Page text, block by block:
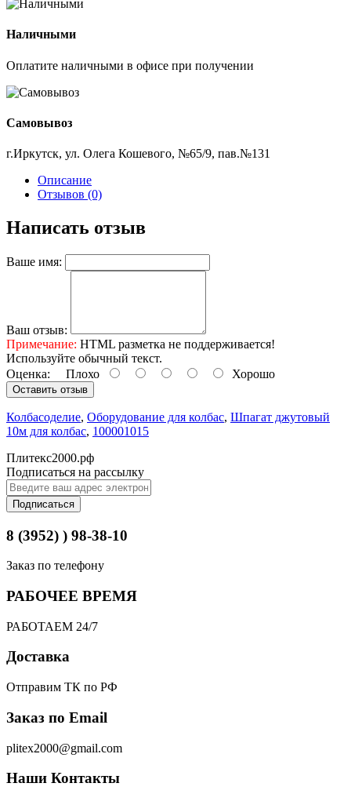
Наличными
Оплатите наличными в офисе при получении
Самовывоз
г.Иркутск, ул. Олега Кошевого, №65/9, пав.№131
Описание
Отзывов (0)
Написать отзыв
Ваше имя:
Ваш отзыв:
Примечание: HTML разметка не поддерживается!
Используйте обычный текст.
Оценка: Плохо Хорошо
Оставить отзыв
Колбасоделие, Оборудование для колбас, Шпагат джутовый
10м для колбас, 100001015
Плитекс2000.рф
Подписаться на рассылку
Подписаться
8 (3952) ) 98-38-10
Заказ по телефону
РАБОЧЕЕ ВРЕМЯ
РАБОТАЕМ 24/7
Доставка
Отправим ТК по РФ
Заказ по Email
plitex2000@gmail.com
Наши Контакты